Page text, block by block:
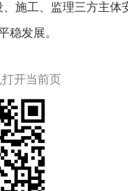
施工、监理三方主体
稳发展。
开当前页